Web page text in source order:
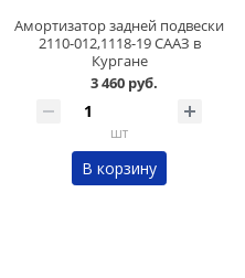
Амортизатор задней подвески
2110-012,1118-19 СААЗ в
Кургане
3 460 руб.
шт
В корзину